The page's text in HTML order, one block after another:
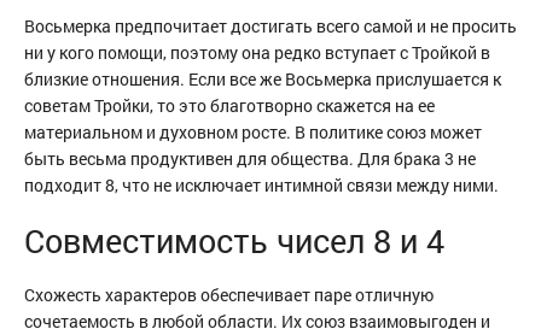
Восьмерка предпочитает достигать всего самой и не просить
ни у кого помощи, поэтому она редко вступает с Тройкой в
близкие отношения. Если все же Восьмерка прислушается к
советам Тройки, то это благотворно скажется на ее
материальном и духовном росте. В политике союз может
быть весьма продуктивен для общества. Для брака 3 не
подходит 8, что не исключает интимной связи между ними.
Совместимость чисел 8 и 4
Схожесть характеров обеспечивает паре отличную
сочетаемость в любой области. Их союз взаимовыгоден и